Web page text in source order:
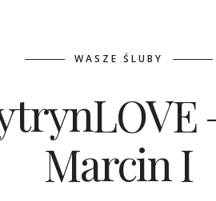
WASZE ŚLUBY
Marcin I